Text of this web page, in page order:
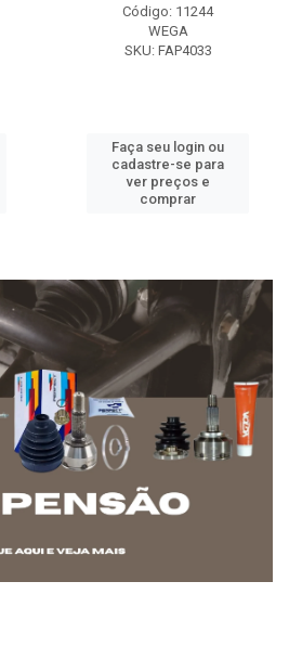
Código: 11244
WEGA
SKU: FAP4033
Faça seu login ou
cadastre-se para
ver preços e
comprar